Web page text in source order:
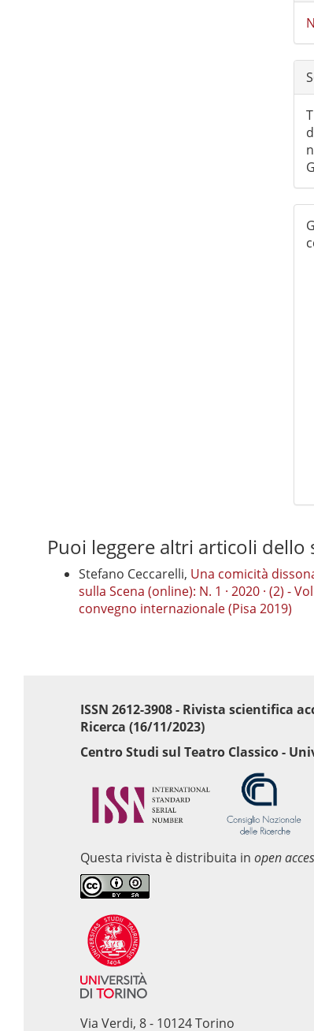
Puoi leggere altri articoli dello
Stefano Ceccarelli, Una comicità
sulla Scena (online): N. 1 · 2020 · (2)
convegno internazionale (Pisa 2019)
ISSN 2612-3908 - Rivista scientifica
Ricerca (16/11/2023)
Centro Studi sul Teatro Classico -
Questa rivista è distribuita in open
Via Verdi, 8 - 10124 Torino